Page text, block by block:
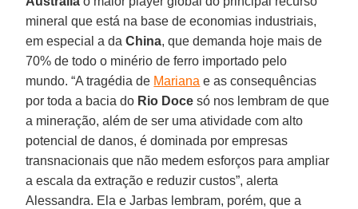
mineral que está na base de economias industriais,
em especial a daChina, que demanda hoje mais de
70% de todo o minério de ferro importado pelo
mundo. “A tragédia de Mariana e as consequências
por toda a bacia do Rio Doce só nos lembram de que
a mineração, além de ser uma atividade com alto
potencial de danos, é dominada por empresas
transnacionais que não medem esforços para ampliar
a escala da extração e reduzir custos”, alerta
Alessandra. Ela e Jarbas lembram, porém, que a